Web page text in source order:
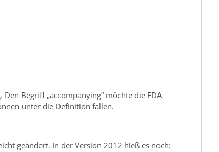
Begriff „accompanying“ möchte die FDA
unter die Definition fallen.
geändert. In der Version 2012 hieß es noch: